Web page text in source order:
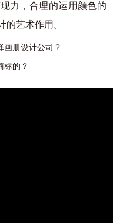
力，合理的运用颜色的
的艺术作用。
画册设计公司？
标的？